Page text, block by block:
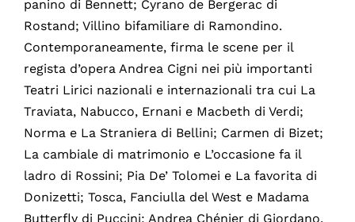
panino di Bennett; Cyrano de Bergerac di
Rostand; Villino bifamiliare di Ramondino.
Contemporaneamente, firma le scene per il
regista d’opera Andrea Cigni nei più importanti
Teatri Lirici nazionali e internazionali tra cui La
Traviata, Nabucco, Ernani e Macbeth di Verdi;
Norma e La Straniera di Bellini; Carmen di Bizet;
La cambiale di matrimonio e L’occasione fa il
ladro di Rossini; Pia De’ Tolomei e La favorita di
Donizetti; Tosca, Fanciulla del West e Madama
Butterfly di Puccini; Andrea Chénier di Giordano.